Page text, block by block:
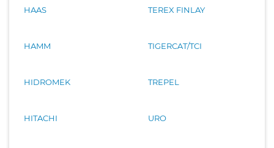
HAAS
HAMM
HIDROMEK
HITACHI
TEREX FINLAY
TIGERCAT/TCI
TREPEL
URO